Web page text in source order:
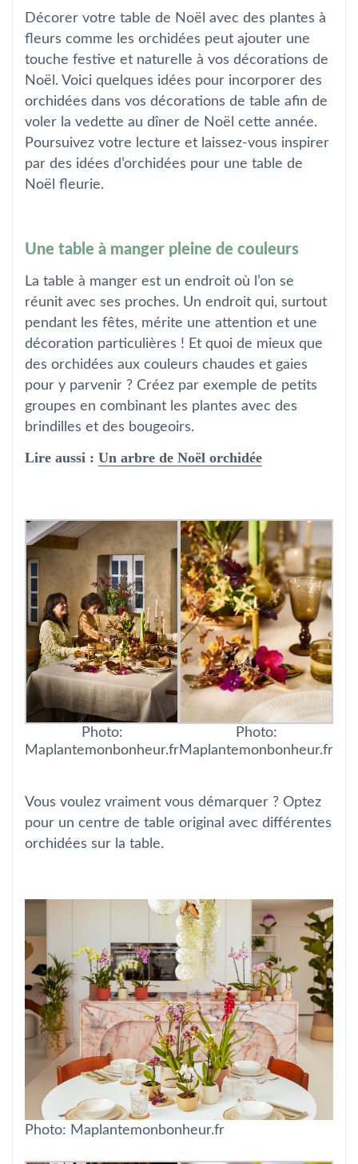
Décorer votre table de Noël avec des plantes à
fleurs comme les orchidées peut ajouter une
touche festive et naturelle à vos décorations de
Noël. Voici quelques idées pour incorporer des
orchidées dans vos décorations de table afin de
voler la vedette au dîner de Noël cette année.
Poursuivez votre lecture et laissez-vous inspirer
par des idées d’orchidées pour une table de
Noël fleurie.
Une table à manger pleine de couleurs
La table à manger est un endroit où l’on se
réunit avec ses proches. Un endroit qui, surtout
pendant les fêtes, mérite une attention et une
décoration particulières ! Et quoi de mieux que
des orchidées aux couleurs chaudes et gaies
pour y parvenir ? Créez par exemple de petits
groupes en combinant les plantes avec des
brindilles et des bougeoirs.
Lire aussi : Un arbre de Noël orchidée
Photo:
Maplantemonbonheur.fr
Photo:
Maplantemonbonheur.fr
Vous voulez vraiment vous démarquer ? Optez
pour un centre de table original avec différentes
orchidées sur la table.
Photo: Maplantemonbonheur.fr